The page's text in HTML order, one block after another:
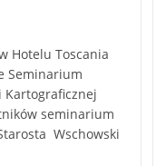
Hotelu Toscania
Seminarium
Kartograficznej
seminarium
Wschowski